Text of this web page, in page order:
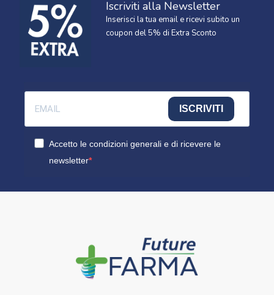
Iscriviti alla Newsletter
Inserisci la tua email e ricevi subito un
coupon del 5% di Extra Sconto
ISCRIVITI
Accetto le condizioni generali e di ricevere le
newsletter